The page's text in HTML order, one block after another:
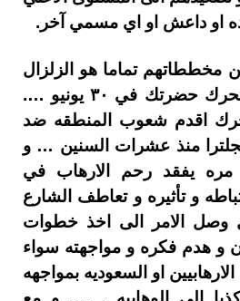
داعش او اي مسمي آخر.
تماما هو الزلزال
النووى اللى اتعمل بتحرك حضرتك في ٣٠ يونيو ….
اقدم شعوب المنطقه ضد
منذ عشرات السنين … و
يفقد رحم الارهاب في
و تأثيره و تعاطف الشارع
الامر الى اخذ خطوات
هدم فكره و مواجهته سواء
او السعوديه بمواجهه